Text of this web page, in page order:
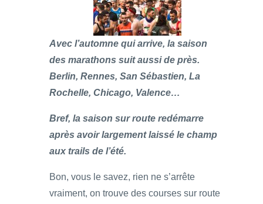
Avec l’automne qui arrive, la saison
des marathons suit aussi de près.
Berlin, Rennes, San Sébastien, La
Rochelle, Chicago, Valence…
Bref, la saison sur route redémarre
après avoir largement laissé le champ
aux trails de l’été.
Bon, vous le savez, rien ne s’arrête
vraiment, on trouve des courses sur route